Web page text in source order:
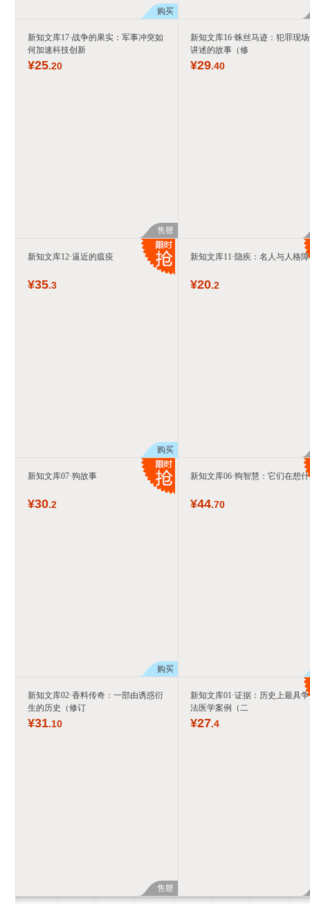
购买
新知文库17·战争的果实：军事冲突如
何加速科技创新
¥25.20
售罄
新知文库16·蛛丝马迹：犯罪现
讲述的故事（修
¥29.40
新知文库12·逼近的瘟疫
¥35.3
购买
新知文库11·隐疾：名人与人格
¥20.2
新知文库07·狗故事
¥30.2
购买
新知文库06·狗智慧：它们在想
¥44.70
新知文库02·香料传奇：一部由诱惑衍
生的历史（修订
¥31.10
售罄
新知文库01·证据：历史上最具
法医学案例（二
¥27.4